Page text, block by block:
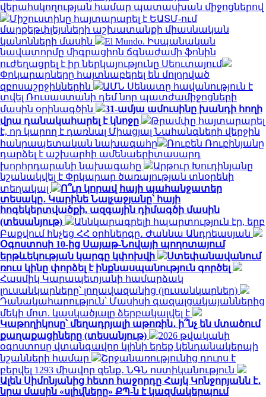
վերահսկողության համար պատասխան միջոցներով
Միշուստինը հայտարարել է ԵԱՏՄ-ում
մարքեթփլեյսների աշխատանքի միասնական
կանոնների մասին
El Mundo. Իսպանական
նավատորմը միգրացիոն ճգնաժամի ֆոնին
ուժեղացրել է իր ներկայությունը Սեուտայում
Փրկարարները հայտնաբերել են մոլորված
զբոսաշրջիկներին
ԱՄՆ Սենատը հավանություն է
տվել Ռուսաստանի դեմ նոր պատժամիջոցների
մասին օրինագծին
31-ամյա ամուսինը խանդի հողի
վրա դանակահարել է կնոջը
Թրամփը հայտարարել
է, որ կարող է դառնալ Միացյալ Նահանգների վերջին
հանրապետական ​​նախագահը
Ռուբեն Ռուբինյանը
դարձել է աշխարհի ամենաերիտասարդ
խորհրդարանի նախագահը
Արթուր Խուդինյանը
նշանակվել է Փրկարար ծառայության տնօրենի
տեղակալ
Ո՞ւր կորավ հայի պահանջատեր
տեսակը․ Կարինե Նալչաջյանը՝ հայի
հոգեկերտվածքի, ազգային դիմագծի մասին
(տեսանյութ)
Աննկարագրելի հպարտություն էր, երբ
Բաքվում հնչեց ՀՀ օրհներգը․ Ժաննա Անդրեասյան
Օգոստոսի 10-ից Սայաթ-Նովայի պողոտայում
երթևեկության կարգը կփոխվի
Ստեփանավանում
ռուս կինը փորձել է ինքնասպանություն գործել
Հասմիկ Կարապետյանի համարձակ
լուսանկարները՝ լողավազանից (լուսանկարներ)
Դանակահարություն՝ Մասիսի գազալցակայաններից
մեկի մոտ. կասկածյալը ձերբակալվել է
Կաթողիկոսը՝ մեղադրյալի աթոռին․ ի՞նչ են մտածում
քաղաքացիները (տեսանյութ)
2026 թվականի
օգոստոսը վտանգավոր կլինի երեք կենդանակերպի
նշանների համար
Շրջանառությունից դուրս է
բերվել 1293 միավոր զենք․ ՆԳՆ ոստիկանություն
Ալեն Սիմոնյանից հետո հաջորդը Հայկ Կոնջորյանն է․
նրա մասին «սլիվները» ՔՊ-ն է կազմակերպում